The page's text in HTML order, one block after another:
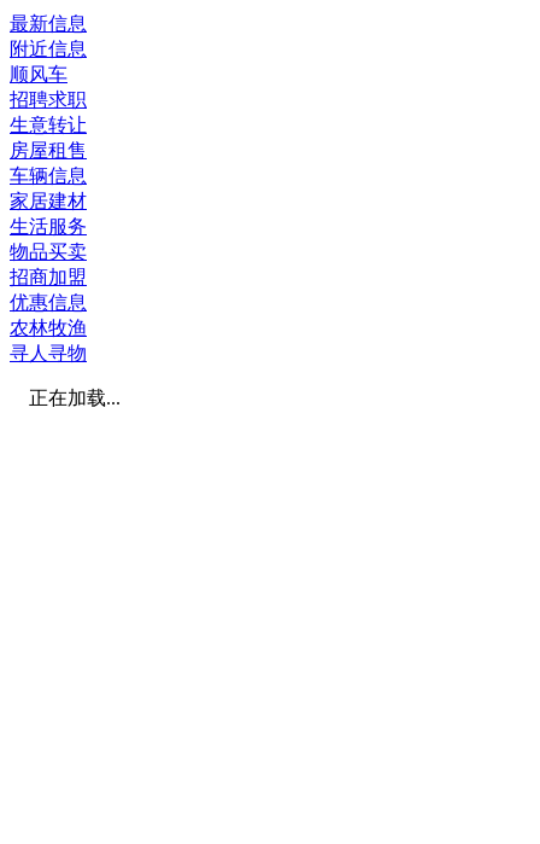
最新信息
附近信息
顺风车
招聘求职
生意转让
房屋租售
车辆信息
家居建材
生活服务
物品买卖
招商加盟
优惠信息
农林牧渔
寻人寻物
正在加载...